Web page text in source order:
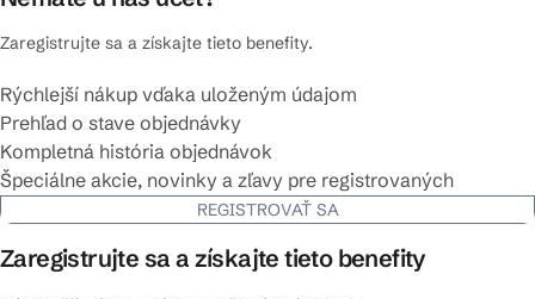
Zaregistrujte sa a získajte tieto benefity.
Rýchlejší nákup vďaka uloženým údajom
Prehľad o stave objednávky
Kompletná história objednávok
Špeciálne akcie, novinky a zľavy pre registrovaných
REGISTROVAŤ SA
Zaregistrujte sa a získajte tieto benefity